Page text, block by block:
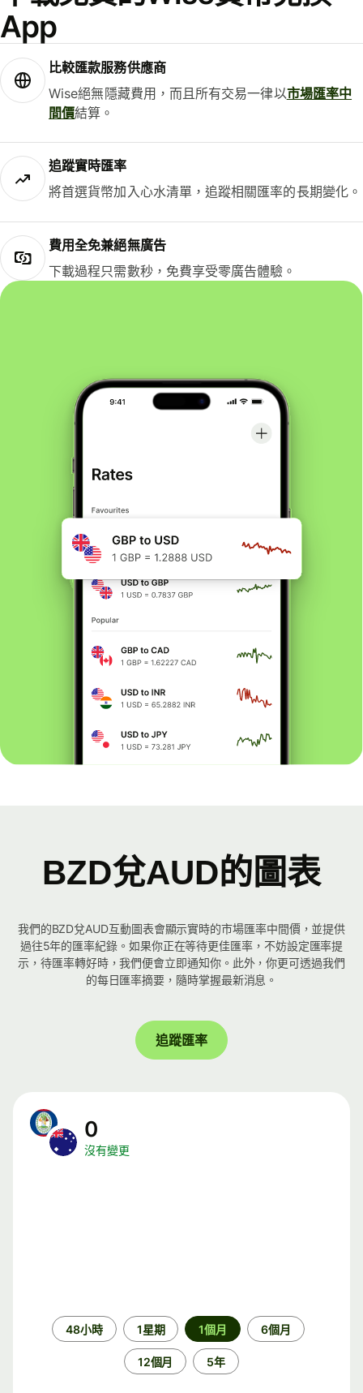
App
比較匯款服務供應商
Wise絕無隱藏費用，而且所有交易一律以市場匯率中
間價結算。
追蹤實時匯率
將首選貨幣加入心水清單，追蹤相關匯率的長期變化。
費用全免兼絕無廣告
下載過程只需數秒，免費享受零廣告體驗。
BZD兌AUD的圖表
我們的BZD兌AUD互動圖表會顯示實時的市場匯率中間價，並提供
過往5年的匯率紀錄。如果你正在等待更佳匯率，不妨設定匯率提
示，待匯率轉好時，我們便會立即通知你。此外，你更可透過我們
的每日匯率摘要，隨時掌握最新消息。
追蹤匯率
0
沒有變更
48小時 1星期 1個月 6個月
12個月 5年